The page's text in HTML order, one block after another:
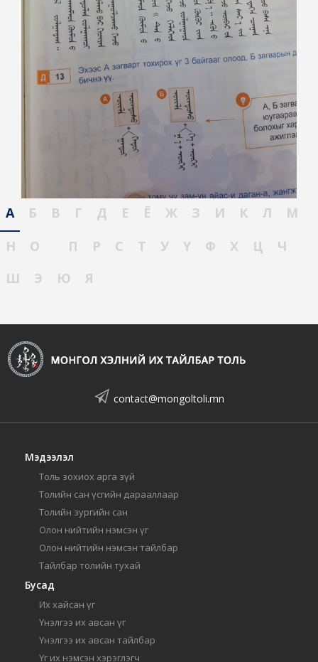
А Б В Г Д Е Ё Ж З И К Л
М
Н
О П Р С Т У Ү Ф Х Ц
Ч
Ш
Э Ю Я
contact@mongoltoli.mn
Мэдээлэл
Толь зохиох арга зүй
Толийн сан үсгийн дарааллаар
Толийн зургийн сан
Олон нийтийн нэмсэн үг
Олон нийтийн нэмсэн тайлбар
Тайлбар толийн тухай
Бусад
Их хайсан үг
Үнэлгээ их авсан үг
Үнэлгээ их авсан тайлбар
Үг их нэмсэн хэрэглэгч